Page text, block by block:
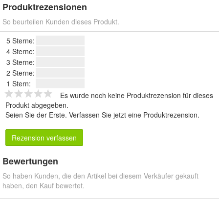
Produktrezensionen
So beurteilen Kunden dieses Produkt.
5 Sterne:
4 Sterne:
3 Sterne:
2 Sterne:
1 Stern:
Es wurde noch keine Produktrezension für dieses
Produkt abgegeben.
Seien Sie der Erste. Verfassen Sie jetzt eine Produktrezension.
Rezension verfassen
Bewertungen
So haben Kunden, die den Artikel bei diesem Verkäufer gekauft
haben, den Kauf bewertet.